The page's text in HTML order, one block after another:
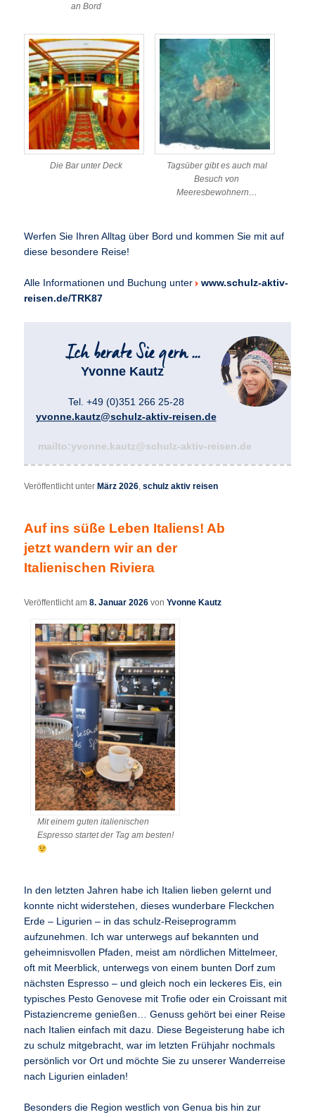
an Bord
Die Bar unter Deck
Tagsüber gibt es auch mal
Besuch von
Meeresbewohnern…
Werfen Sie Ihren Alltag über Bord und kommen Sie mit auf
diese besondere Reise!
Alle Informationen und Buchung unter www.schulz-aktiv-
reisen.de/TRK87
Yvonne Kautz
Tel. +49 (0)351 266 25-28
yvonne.kautz@schulz-aktiv-reisen.de
mailto:yvonne.kautz@schulz-aktiv-reisen.de
Veröffentlicht unter März 2026,schulz aktiv reisen
Auf ins süße Leben Italiens! Ab
jetzt wandern wir an der
Italienischen Riviera
Veröffentlicht am8. Januar 2026 vonYvonne Kautz
Mit einem guten italienischen
Espresso startet der Tag am besten!
In den letzten Jahren habe ich Italien lieben gelernt und
konnte nicht widerstehen, dieses wunderbare Fleckchen
Erde – Ligurien – in das schulz-Reiseprogramm
aufzunehmen. Ich war unterwegs auf bekannten und
geheimnisvollen Pfaden, meist am nördlichen Mittelmeer,
oft mit Meerblick, unterwegs von einem bunten Dorf zum
nächsten Espresso – und gleich noch ein leckeres Eis, ein
typisches Pesto Genovese mit Trofie oder ein Croissant mit
Pistaziencreme genießen… Genuss gehört bei einer Reise
nach Italien einfach mit dazu. Diese Begeisterung habe ich
zu schulz mitgebracht, war im letzten Frühjahr nochmals
persönlich vor Ort und möchte Sie zu unserer Wanderreise
nach Ligurien einladen!
Besonders die Region westlich von Genua bis hin zur